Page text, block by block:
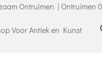
Ontruimen | Ontruimen
Voor Antiek en Kunst